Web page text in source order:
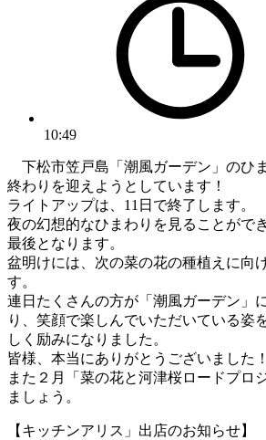
10:49
下松市笠戸島「潮風ガーデン」のひ
終わりを迎えようとしています！
ライトアップは、11日で終了します。
夜の幻想的なひまわりを見ることがで
最後となります。
盆明けには、次の菜の花の種植えに向
す。
連日たくさんの方が「潮風ガーデン」
り、笑顔で楽しんでいただいている姿
しく励みになりました。
皆様、本当にありがとうございました！
また２月「菜の花と河津桜ロードプロ
ましょう。
【キッチンアリス」出店のお知らせ】